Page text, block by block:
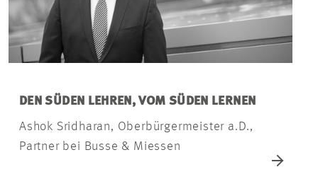
DEN SÜDEN LEHREN, VOM SÜDEN LERNEN
Ashok Sridharan, Oberbürgermeister a.D.,
Partner bei Busse & Miessen